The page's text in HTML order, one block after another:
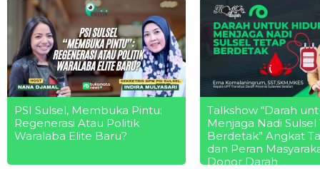
PSI Sulsel, Membuka Pintu:
Regenerasi Atau Politik
Waralaba Elite Baru?
Talkshow “Darah
Menjaga Nadi Sulsel
Berdetak” Angkat
dan Peran
Donor Darah